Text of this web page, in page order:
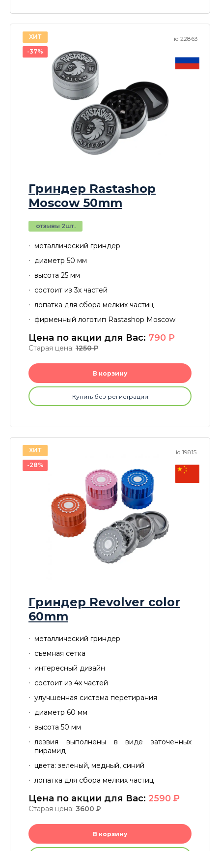
id 22863
ХИТ
-37%
Гриндер Rastashop
Moscow 50mm
отзывы 2шт.
металлический гриндер
диаметр 50 мм
высота 25 мм
состоит из 3х частей
лопатка для сбора мелких частиц
фирменный логотип Rastashop Moscow
Цена по акции для Вас: 790 P
Старая цена: 1250P
В корзину
Купить без регистрации
id 19815
ХИТ
-28%
Гриндер Revolver color
60mm
металлический гриндер
съемная сетка
интересный дизайн
состоит из 4х частей
улучшенная система перетирания
диаметр 60 мм
высота 50 мм
лезвия выполнены в виде заточенных
пирамид
цвета: зеленый, медный, синий
лопатка для сбора мелких частиц
Цена по акции для Вас: 2590 P
Старая цена: 3600P
В корзину